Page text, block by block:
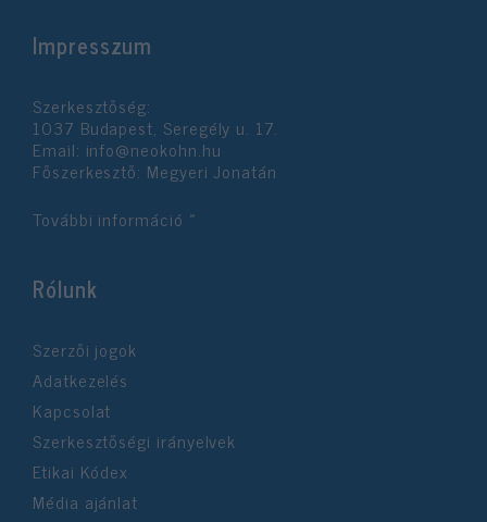
Impresszum
Szerkesztőség:
1037 Budapest, Seregély u. 17.
Email: info@neokohn.hu
Főszerkesztő: Megyeri Jonatán
További információ »
Rólunk
Szerzői jogok
Adatkezelés
Kapcsolat
Szerkesztőségi irányelvek
Etikai Kódex
Média ajánlat